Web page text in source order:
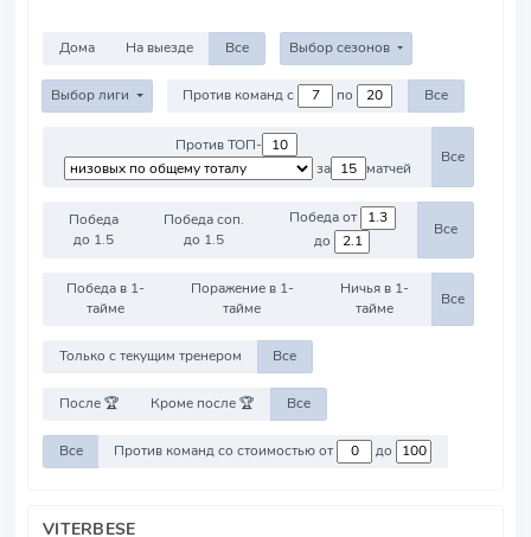
Дома На выезде Все Выбор сезонов
Выбор лиги Против команд с по Все
Против ТОП-
за
матчей
Все
Победа
до 1.5
Победа соп.
до 1.5
Победа от
до
Все
Победа в 1-
тайме
Поражение в 1-
тайме
Ничья в 1-
тайме
Все
Только с текущим тренером Все
После 🏆 Кроме после 🏆 Все
Все Против команд со стоимостью от до
VITERBESE